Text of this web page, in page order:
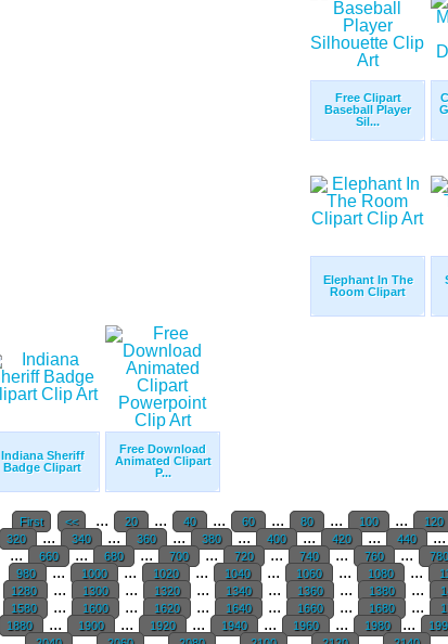
Free Clipart
Baseball Player
Sil...
Elephant In The
Room Clipart
Indiana Sheriff
Badge Clipart
Free Download
Animated Clipart
P...
First << ... 20 ... 40 ... 60 ... 80 ... 100 ... 120
320 ... 340 ... 360 ... 380 ... 400 ... 420 ... 440
... 660 ... 680 ... 700 ... 720 ... 740 ... 760 ...
980 ... 1000 ... 1020 ... 1040 ... 1060 ... 1080 ...
1280 ... 1300 ... 1320 ... 1340 ... 1360 ... 1380 ...
1580 ... 1600 ... 1620 ... 1640 ... 1660 ... 1680 ...
1880 ... 1900 ... 1920 ... 1940 ... 1960 ... 1980 ...